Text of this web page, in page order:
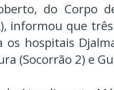
do Corpo
informou que
os hospitais
(Socorrão 2) e